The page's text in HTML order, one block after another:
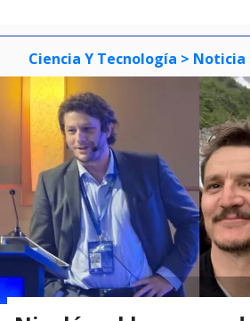
Ciencia Y Tecnología > Noticia